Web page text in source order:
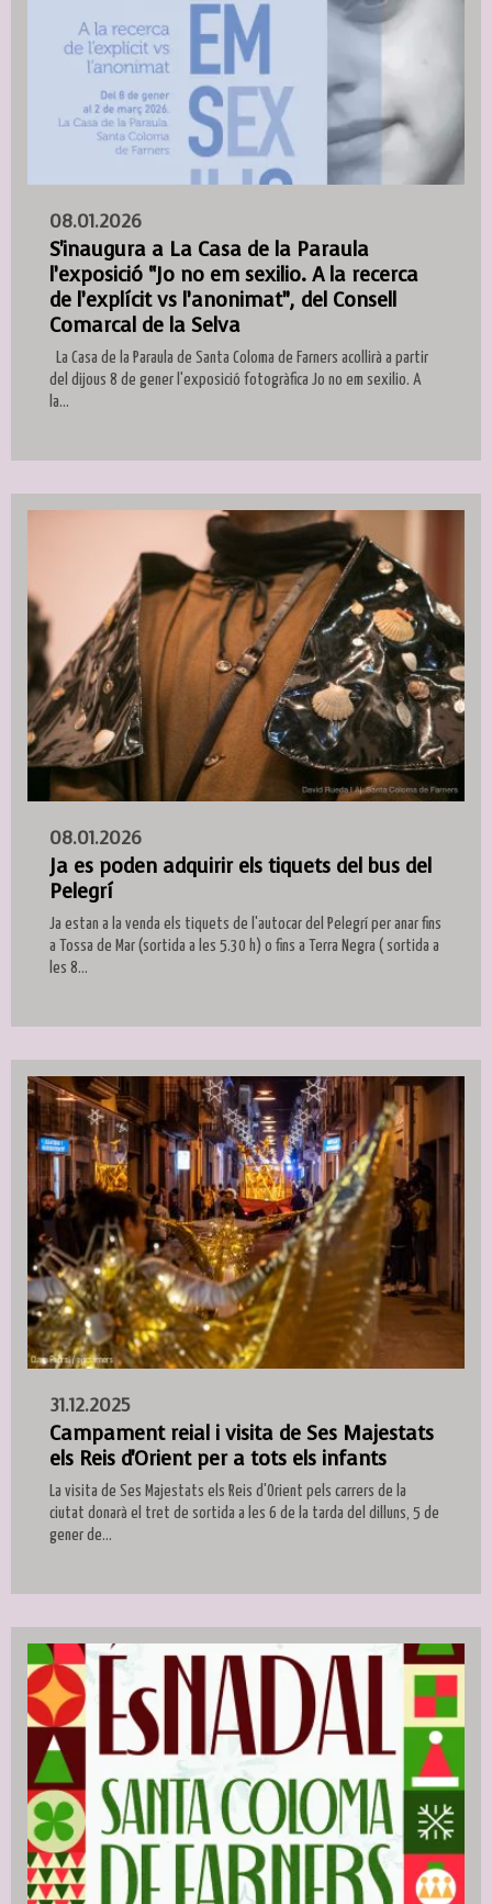
08.01.2026
S'inaugura a La Casa de la Paraula
l’exposició “Jo no em sexilio. A la recerca
de l’explícit vs l’anonimat”, del Consell
Comarcal de la Selva
La Casa de la Paraula de Santa Coloma de Farners acollirà a partir
del dijous 8 de gener l'exposició fotogràfica Jo no em sexilio. A
la...
08.01.2026
Ja es poden adquirir els tiquets del bus del
Pelegrí
Ja estan a la venda els tiquets de l'autocar del Pelegrí per anar fins
a Tossa de Mar (sortida a les 5.30 h) o fins a Terra Negra ( sortida a
les 8...
31.12.2025
Campament reial i visita de Ses Majestats
els Reis d'Orient per a tots els infants
La visita de Ses Majestats els Reis d'Orient pels carrers de la
ciutat donarà el tret de sortida a les 6 de la tarda del dilluns, 5 de
gener de...